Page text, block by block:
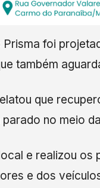
foi
também
que
no meio
e realizou
e dos